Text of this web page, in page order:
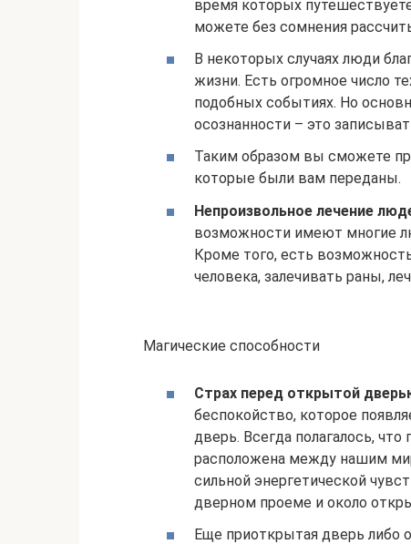
время которых
можете без сомнения
В некоторых случаях люди
жизни. Есть огромное число
подобных событиях. Но
осознанности – это
Таким образом вы сможете
которые были вам переданы.
Непроизвольное лечение
возможности имеют многие
Кроме того, есть
человека, залечивать раны,
Магические способности
Страх перед открытой
беспокойство, которое
дверь. Всегда полагалось,
расположена между нашим
сильной энергетической
дверном проеме и около
Еще приоткрытая дверь либо